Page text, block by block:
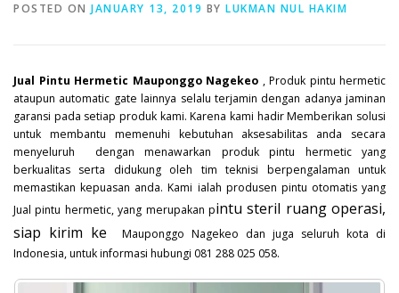
POSTED ON JANUARY 13, 2019 BY LUKMAN NUL HAKIM
Jual Pintu Hermetic Mauponggo Nagekeo , Produk pintu hermetic
ataupun automatic gate lainnya selalu terjamin dengan adanya jaminan
garansi pada setiap produk kami. Karena kami hadir Memberikan solusi
untuk membantu memenuhi kebutuhan aksesabilitas anda secara
menyeluruh dengan menawarkan produk pintu hermetic yang
berkualitas serta didukung oleh tim teknisi berpengalaman untuk
memastikan kepuasan anda. Kami ialah produsen pintu otomatis yang
Jual pintu hermetic, yang merupakan pintu steril ruang operasi,
siap kirim ke
Mauponggo Nagekeo dan juga seluruh kota di
Indonesia, untuk informasi hubungi 081 288 025 058.